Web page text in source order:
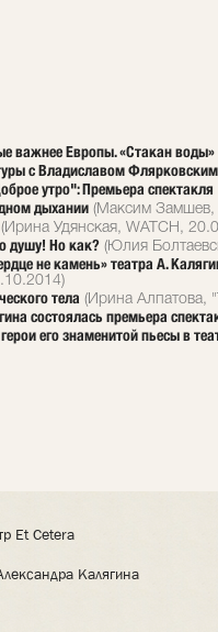
важнее Европы. «Стакан воды»
с Владиславом
утро": Премьера
дыхании (Максим Замшев,
(Ирина Удянская, WATCH,
душу! Но как? (Юлия
не камень» театра А.
тела (Ирина Алпатова,
состоялась премьера
его знаменитой пьесы в
Et Cetera
Калягина